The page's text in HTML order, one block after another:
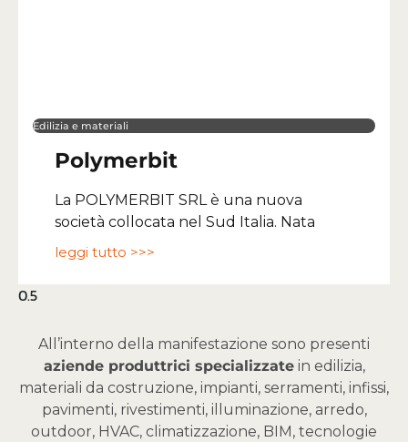
Edilizia e materiali
Polymerbit
La POLYMERBIT SRL è una nuova
società collocata nel Sud Italia. Nata
leggi tutto >>>
All’interno della manifestazione sono presenti
aziende produttrici specializzatein edilizia,
materiali da costruzione, impianti, serramenti, infissi,
pavimenti, rivestimenti, illuminazione, arredo,
outdoor, HVAC, climatizzazione, BIM, tecnologie